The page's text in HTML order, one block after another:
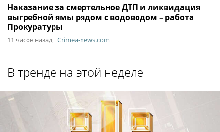
Наказание за смертельное ДТП и ликвидация
выгребной ямы рядом с водоводом – работа
Прокуратуры
11 часов назад Crimea-news.com
В тренде на этой неделе